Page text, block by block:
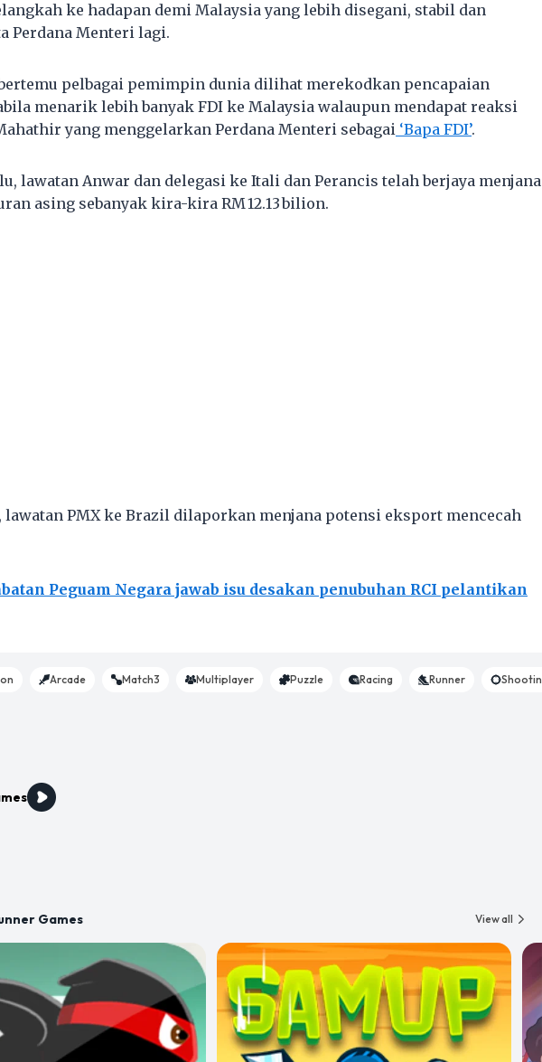
ke hadapan demi Malaysia yang lebih disegani, stabil dan
Perdana Menteri lagi.
pelbagai pemimpin dunia dilihat merekodkan pencapaian
menarik lebih banyak FDI ke Malaysia walaupun mendapat reaksi
yang menggelarkan Perdana Menteri sebagai ‘Bapa FDI’.
lawatan Anwar dan delegasi ke Itali dan Perancis telah berjaya menjana
asing sebanyak kira-kira RM 12.13 bilion.
lawatan PMX ke Brazil dilaporkan menjana potensi eksport mencecah
Peguam Negara jawab isu desakan penubuhan RCI pelantikan